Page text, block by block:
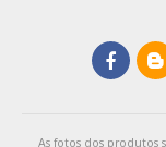
As fotos dos produtos